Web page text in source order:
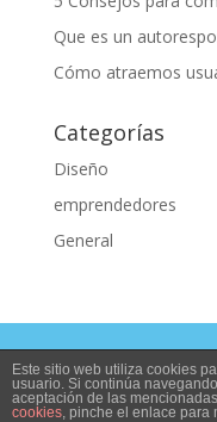
Que es un
Cómo atraemos
Categorías
Diseño
emprendedores
General
MiAppMóvil.
Este sitio web utiliza cookies
usuario. Si continúa
aceptación de las
cookies, pinche el enlace para